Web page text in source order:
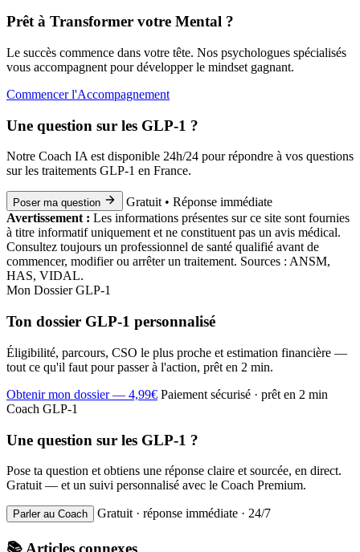
Prêt à Transformer votre Mental ?
Le succès commence dans votre tête. Nos psychologues spécialisés
vous accompagnent pour développer le mindset gagnant.
Commencer l'Accompagnement
Une question sur les GLP-1 ?
Notre Coach IA est disponible 24h/24 pour répondre à vos questions
sur les traitements GLP-1 en France.
Poser ma question
Gratuit • Réponse immédiate
Avertissement : Les informations présentes sur ce site sont fournies
à titre informatif uniquement et ne constituent pas un avis médical.
Consultez toujours un professionnel de santé qualifié avant de
commencer, modifier ou arrêter un traitement. Sources : ANSM,
HAS, VIDAL.
Mon Dossier GLP-1
Ton dossier GLP-1 personnalisé
Éligibilité, parcours, CSO le plus proche et estimation financière —
tout ce qu'il faut pour passer à l'action, prêt en 2 min.
Obtenir mon dossier — 4,99€ Paiement sécurisé · prêt en 2 min
Coach GLP-1
Une question sur les GLP-1 ?
Pose ta question et obtiens une réponse claire et sourcée, en direct.
Gratuit — et un suivi personnalisé avec le Coach Premium.
Parler au Coach Gratuit · réponse immédiate · 24/7
📚 Articles connexes